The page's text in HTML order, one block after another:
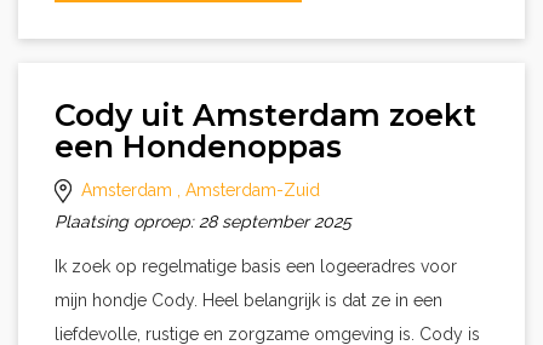
Cody uit Amsterdam zoekt
een Hondenoppas
Amsterdam , Amsterdam-Zuid
Plaatsing oproep: 28 september 2025
Ik zoek op regelmatige basis een logeeradres voor
mijn hondje Cody. Heel belangrijk is dat ze in een
liefdevolle, rustige en zorgzame omgeving is. Cody is